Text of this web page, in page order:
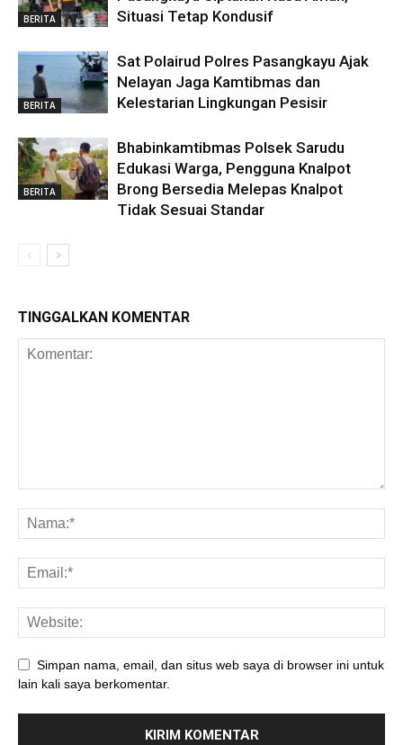
BERITA
Situasi Tetap Kondusif
BERITA
Sat Polairud Polres Pasangkayu Ajak
Nelayan Jaga Kamtibmas dan
Kelestarian Lingkungan Pesisir
BERITA
Bhabinkamtibmas Polsek Sarudu
Edukasi Warga, Pengguna Knalpot
Brong Bersedia Melepas Knalpot
Tidak Sesuai Standar
TINGGALKAN KOMENTAR
Simpan nama, email, dan situs web saya di browser ini untuk
lain kali saya berkomentar.